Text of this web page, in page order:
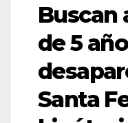
Buscan
de 5
Santa